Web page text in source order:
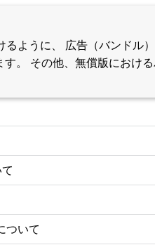
ように、 広告（バンドル
。 その他、無償版におけ
ついて